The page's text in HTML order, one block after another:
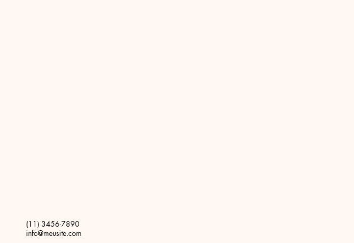
(11) 3456-7890
info@meusite.com